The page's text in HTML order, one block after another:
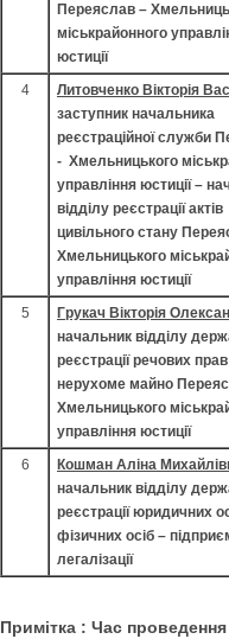
Переяслав –
міськрайонного
юстиції
4
Литовченко Вікторія
заступник начальника
реєстраційної служби
- Хмельницького
управління юстиції –
відділу реєстрації актів
цивільного стану
Хмельницького
управління юстиції
5
Грукач Вікторія
начальник відділу
реєстрації речових
нерухоме майно
Хмельницького
управління юстиції
6
Кошман Аліна
начальник відділу
реєстрації юридичних
фізичних осіб –
легалізації
Примітка : Час